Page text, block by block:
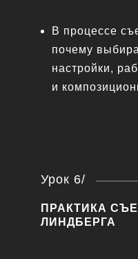
В процессе
почему
настройки,
и
Урок 6/
ПРАКТИКА
ЛИНДБЕРГА